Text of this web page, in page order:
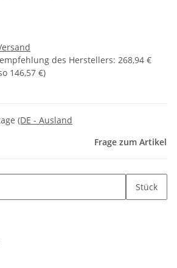
des Herstellers: 268,94 €
146,57 €)
(DE - Ausland
Frage zum Artikel
Stück